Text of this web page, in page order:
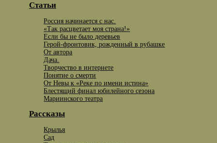
Статьи
Россия начинается с нас.
«Так расцветает моя страна!»
Если бы не было деревьев
Герой-фронтовик, рожденный в рубашке
От автора
Дача.
Творчество в интернете
Понятие о смерти
От Невы к «Реке по имени истина»
Блестящий финал юбилейного сезона
Мариинского театра
Рассказы
Крылья
Сад